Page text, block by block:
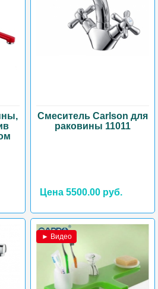
Смеситель Carlson для
раковины 11011
Цена 5500.00 руб.
► Видео